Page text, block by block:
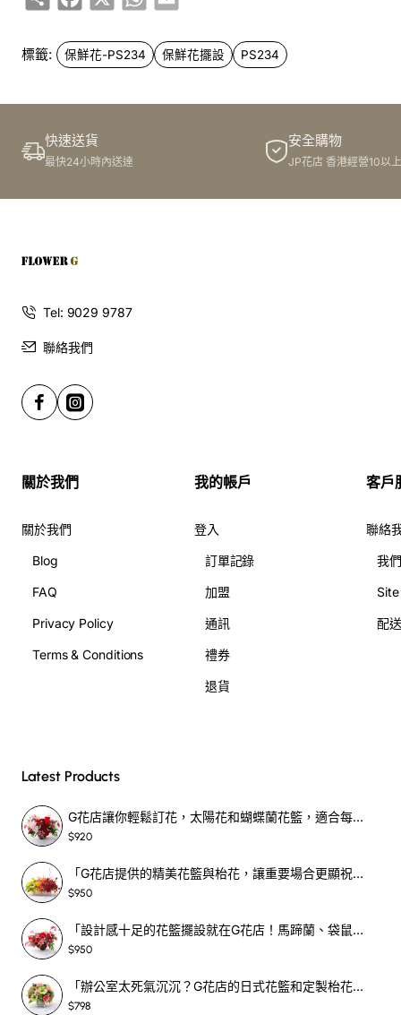
標籤: 保鮮花-PS234 保鮮花擺設 PS234
快速送貨
最快24小時內送達
安全購物
JP花店 香港經營10以
Tel: 9029 9787
聯絡我們
關於我們
關於我們
Blog
FAQ
Privacy Policy
Terms & Conditions
我的帳戶
登入
訂單記錄
加盟
通訊
禮券
退貨
客戶
聯絡
我
配
Latest Products
G花店讓你輕鬆訂花，太陽花和蝴蝶蘭花籃，適合每個重要時刻！-SF390
$920
「G花店提供的精美花籃與枱花，讓重要場合更顯祝賀與喜悅，適合各種用場！」-SF398
$950
「設計感十足的花籃擺設就在G花店！馬蹄蘭、袋鼠爪、罌粟花，為你的重大場合增光添彩！」-SF209
$950
「辦公室太死氣沉沉？G花店的日式花籃和定製枱花，為你帶來新鮮感！」-SF465
$798